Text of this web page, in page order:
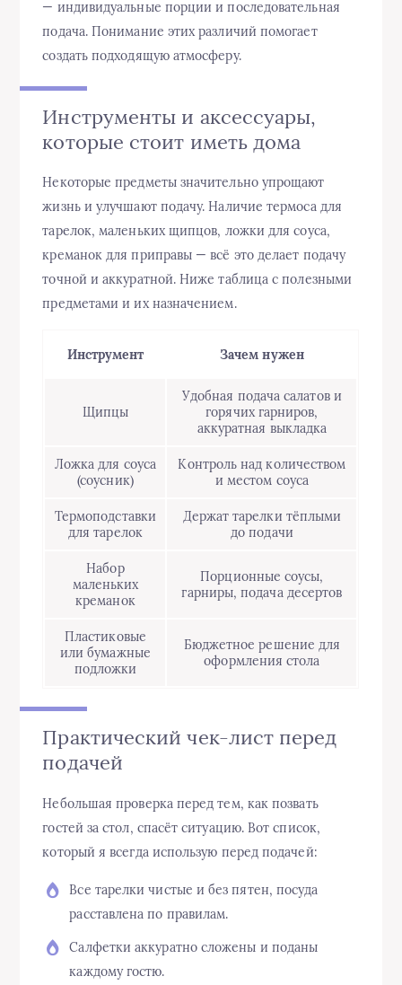
— индивидуальные порции и последовательная
подача. Понимание этих различий помогает
создать подходящую атмосферу.
Инструменты и аксессуары,
которые стоит иметь дома
Некоторые предметы значительно упрощают
жизнь и улучшают подачу. Наличие термоса для
тарелок, маленьких щипцов, ложки для соуса,
креманок для приправы — всё это делает подачу
точной и аккуратной. Ниже таблица с полезными
предметами и их назначением.
Инструмент Зачем нужен
Щипцы
Удобная подача салатов и
горячих гарниров,
аккуратная выкладка
Ложка для соуса
(соусник)
Контроль над количеством
и местом соуса
Термоподставки
для тарелок
Держат тарелки тёплыми
до подачи
Набор
маленьких
креманок
Порционные соусы,
гарниры, подача десертов
Пластиковые
или бумажные
подложки
Бюджетное решение для
оформления стола
Практический чек-лист перед
подачей
Небольшая проверка перед тем, как позвать
гостей за стол, спасёт ситуацию. Вот список,
который я всегда использую перед подачей:
Все тарелки чистые и без пятен, посуда
расставлена по правилам.
Салфетки аккуратно сложены и поданы
каждому гостю.